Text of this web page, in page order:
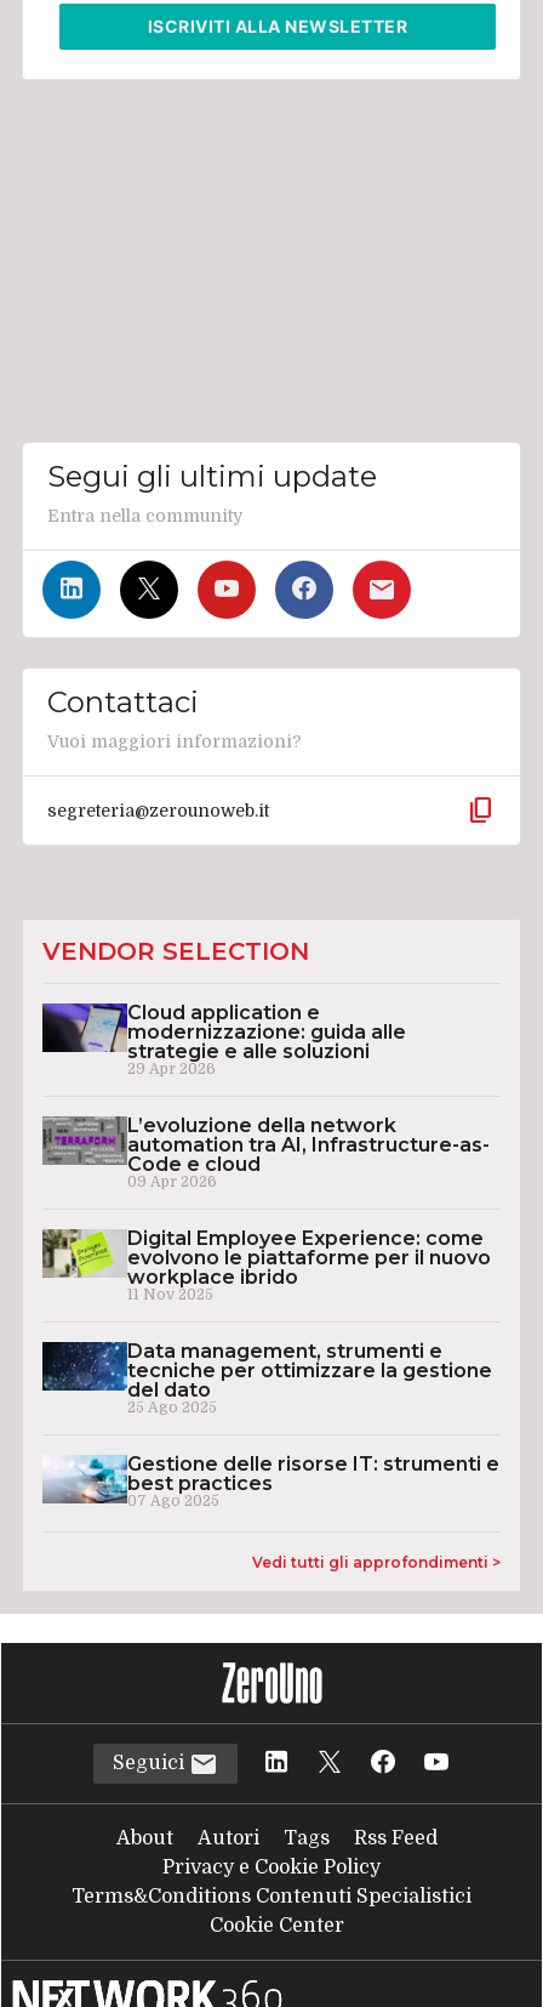
ISCRIVITI ALLA NEWSLETTER
Segui gli ultimi update
Entra nella community
Contattaci
Vuoi maggiori informazioni?
segreteria@zerounoweb.it content_copy
VENDOR SELECTION
Cloud application e
modernizzazione: guida alle
strategie e alle soluzioni
29 Apr 2026
L’evoluzione della network
automation tra AI, Infrastructure-as-
Code e cloud
09 Apr 2026
Digital Employee Experience: come
evolvono le piattaforme per il nuovo
workplace ibrido
11 Nov 2025
Data management, strumenti e
tecniche per ottimizzare la gestione
del dato
25 Ago 2025
Gestione delle risorse IT: strumenti e
best practices
07 Ago 2025
Vedi tutti gli approfondimenti >
Seguici
About Autori Tags
Rss Feed
Privacy e Cookie Policy
Terms&Conditions Contenuti Specialistici
Cookie Center